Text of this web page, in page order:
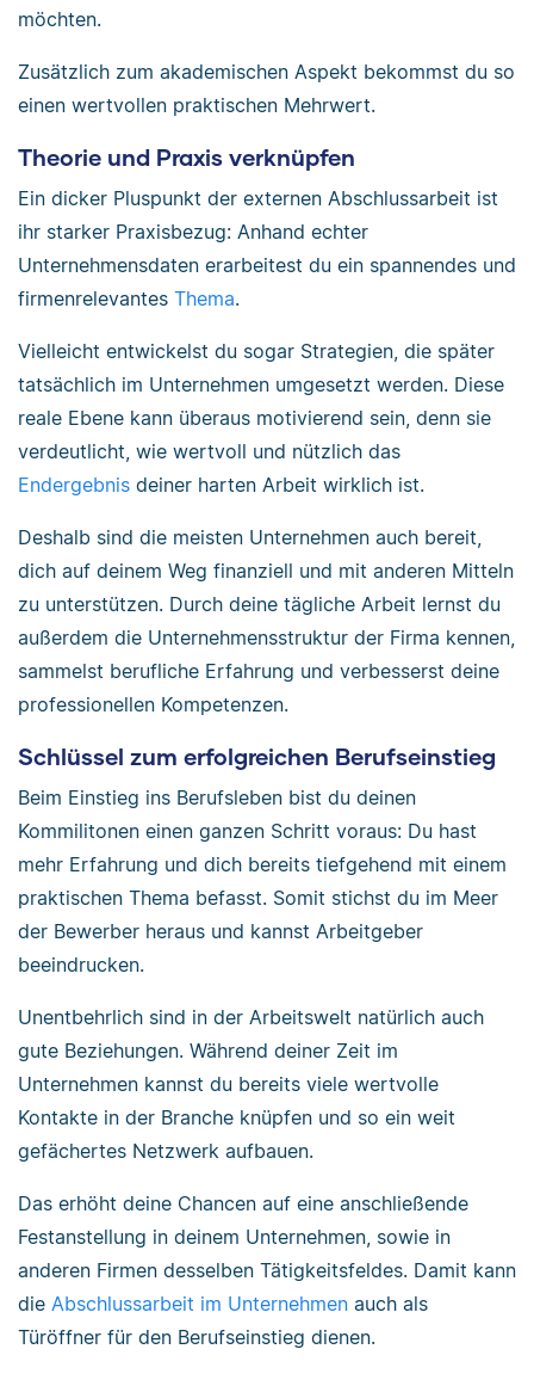
möchten.
Zusätzlich zum akademischen Aspekt bekommst du so
einen wertvollen praktischen Mehrwert.
Theorie und Praxis verknüpfen
Ein dicker Pluspunkt der externen Abschlussarbeit ist
ihr starker Praxisbezug: Anhand echter
Unternehmensdaten erarbeitest du ein spannendes und
firmenrelevantes Thema.
Vielleicht entwickelst du sogar Strategien, die später
tatsächlich im Unternehmen umgesetzt werden. Diese
reale Ebene kann überaus motivierend sein, denn sie
verdeutlicht, wie wertvoll und nützlich das
Endergebnis deiner harten Arbeit wirklich ist.
Deshalb sind die meisten Unternehmen auch bereit,
dich auf deinem Weg finanziell und mit anderen Mitteln
zu unterstützen. Durch deine tägliche Arbeit lernst du
außerdem die Unternehmensstruktur der Firma kennen,
sammelst berufliche Erfahrung und verbesserst deine
professionellen Kompetenzen.
Schlüssel zum erfolgreichen Berufseinstieg
Beim Einstieg ins Berufsleben bist du deinen
Kommilitonen einen ganzen Schritt voraus: Du hast
mehr Erfahrung und dich bereits tiefgehend mit einem
praktischen Thema befasst. Somit stichst du im Meer
der Bewerber heraus und kannst Arbeitgeber
beeindrucken.
Unentbehrlich sind in der Arbeitswelt natürlich auch
gute Beziehungen. Während deiner Zeit im
Unternehmen kannst du bereits viele wertvolle
Kontakte in der Branche knüpfen und so ein weit
gefächertes Netzwerk aufbauen.
Das erhöht deine Chancen auf eine anschließende
Festanstellung in deinem Unternehmen, sowie in
anderen Firmen desselben Tätigkeitsfeldes. Damit kann
die Abschlussarbeit im Unternehmen auch als
Türöffner für den Berufseinstieg dienen.